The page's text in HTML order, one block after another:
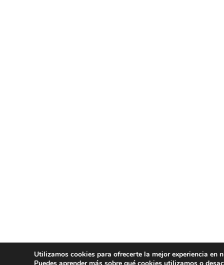
Utilizamos cookies para ofrecerte la mejor experiencia en